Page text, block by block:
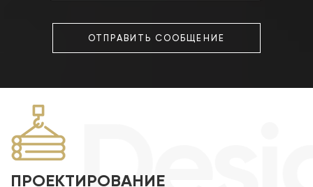
ОТПРАВИТЬ СООБЩЕНИЕ
ПРОЕКТИРОВАНИЕ